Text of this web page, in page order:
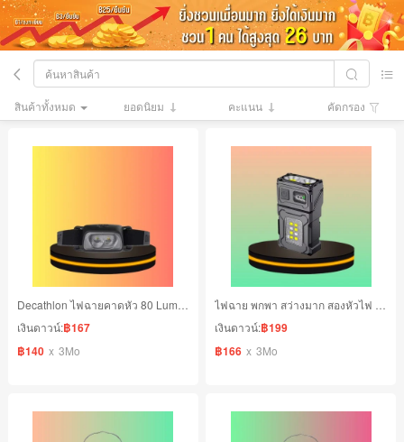
สินค้าทั้งหมด ยอดนิยม คะแนน คัดกรอง
เงินดาวน์:฿167
฿140 x 3Mo
เงินดาวน์:฿199
฿166 x 3Mo